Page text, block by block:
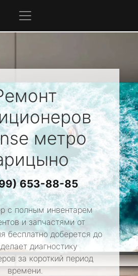
метро
653-88-85
с полным инвентарем
и запчастями от
бесплатно доберется до
диагностику
за короткий период
времени.